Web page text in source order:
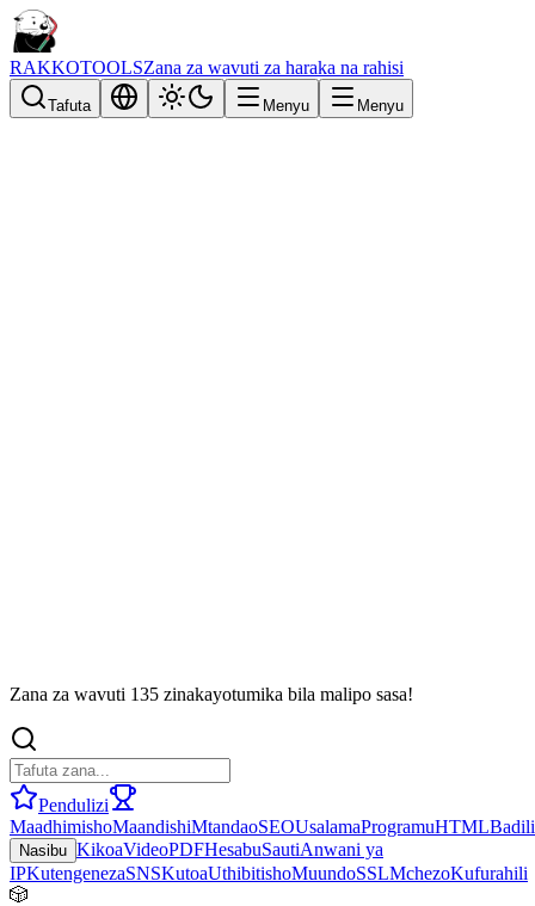
RAKKOTOOLSZana za wavuti za haraka na rahisi
Tafuta Menyu Menyu
Zana za wavuti 135 zinakayotumika bila malipo sasa!
Pendulizi
MaadhimishoMaandishiMtandaoSEOUsalamaProgramuHTML
Nasibu KikoaVideoPDFHesabuSautiAnwani ya
IPKutengenezaSNSKutoaUthibitishoMuundoSSLMchezoKufurahili
🎲